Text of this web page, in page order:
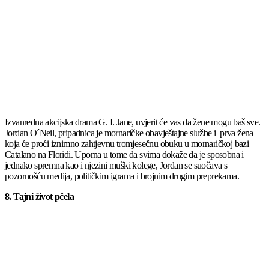
Izvanredna akcijska drama G. I. Jane, uvjerit će vas da žene mogu baš sve.
Jordan O´Neil, pripadnica je mornaričke obavještajne službe i prva žena
koja će proći iznimno zahtjevnu tromjesečnu obuku u mornaričkoj bazi
Catalano na Floridi. Uporna u tome da svima dokaže da je sposobna i
jednako spremna kao i njezini muški kolege, Jordan se suočava s
pozornošću medija, političkim igrama i brojnim drugim preprekama.
8. Tajni život pčela